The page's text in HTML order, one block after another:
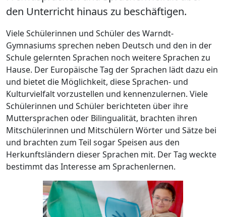
den Unterricht hinaus zu beschäftigen.
Viele Schülerinnen und Schüler des Warndt-
Gymnasiums sprechen neben Deutsch und den in der
Schule gelernten Sprachen noch weitere Sprachen zu
Hause. Der Europäische Tag der Sprachen lädt dazu ein
und bietet die Möglichkeit, diese Sprachen- und
Kulturvielfalt vorzustellen und kennenzulernen. Viele
Schülerinnen und Schüler berichteten über ihre
Muttersprachen oder Bilingualität, brachten ihren
Mitschülerinnen und Mitschülern Wörter und Sätze bei
und brachten zum Teil sogar Speisen aus den
Herkunftsländern dieser Sprachen mit. Der Tag weckte
bestimmt das Interesse am Sprachenlernen.